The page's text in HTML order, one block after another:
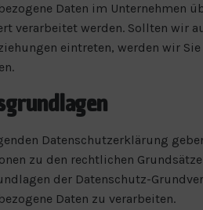
Daten im Unternehmen
verarbeitet werden. Sollten wir
eintreten, werden wir
Datenschutzerklärung
zu den rechtlichen
der Datenschutz-
Daten zu verarbeiten.